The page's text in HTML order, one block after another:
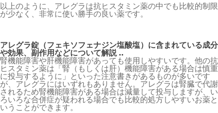
以上のように、アレグラは抗ヒスタミン薬の中でも比較的制限
が少なく、非常に使い勝手の良い薬です。
アレグラ錠（フェキソフェナジン塩酸塩）に含まれている成分
や効果、副作用などについて解説 ..
腎機能障害や肝機能障害があっても使用しやすいです。他の抗
ヒスタミン薬は「腎（もしくは肝）機能障害がある場合は慎重
に投与するように」といった注意書きがあるものが多いです
が、アレグラにはいずれもありません。アレグラは腎臓で代謝
されるため腎機能障害がある場合は減量して投与しますが、い
ろいろな合併症が疑われる場合でも比較的処方しやすいお薬と
いうことができます。